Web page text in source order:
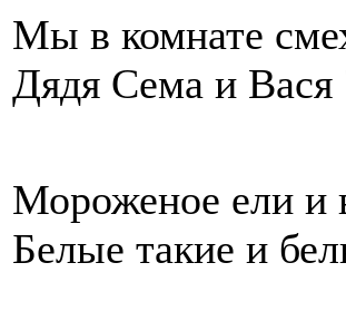
Мы в комнате
Дядя Сема и Вася
Мороженое ели и
Белые такие и